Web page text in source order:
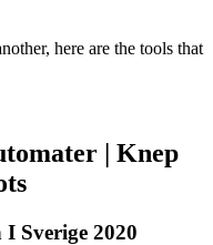
here are the tools that
| Knep
I Sverige 2020